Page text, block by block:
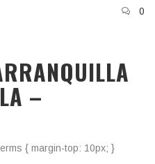
0
–
{ margin-top: 10px; }